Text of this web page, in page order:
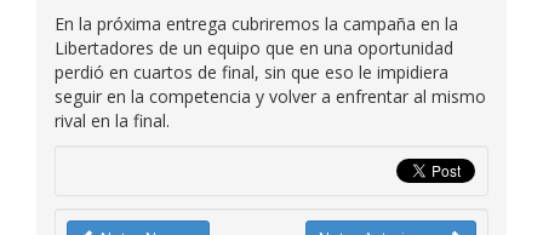
En la próxima entrega cubriremos la campaña en la
Libertadores de un equipo que en una oportunidad
perdió en cuartos de final, sin que eso le impidiera
seguir en la competencia y volver a enfrentar al mismo
rival en la final.